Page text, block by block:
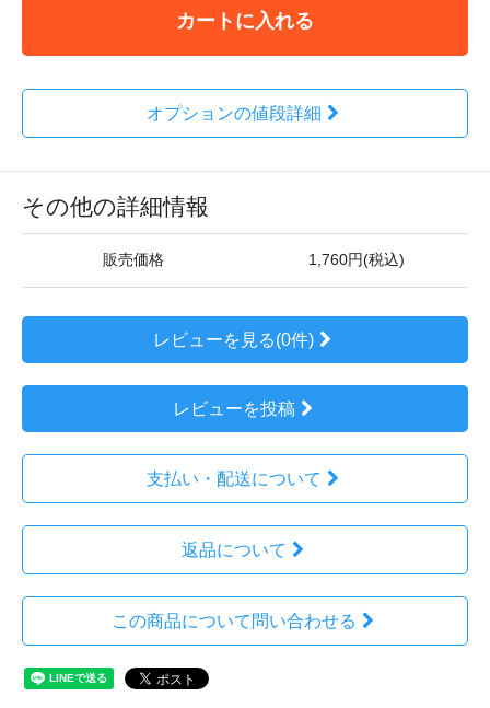
カートに入れる
オプションの値段詳細
その他の詳細情報
販売価格 1,760円(税込)
レビューを見る(0件)
レビューを投稿
支払い・配送について
返品について
この商品について問い合わせる